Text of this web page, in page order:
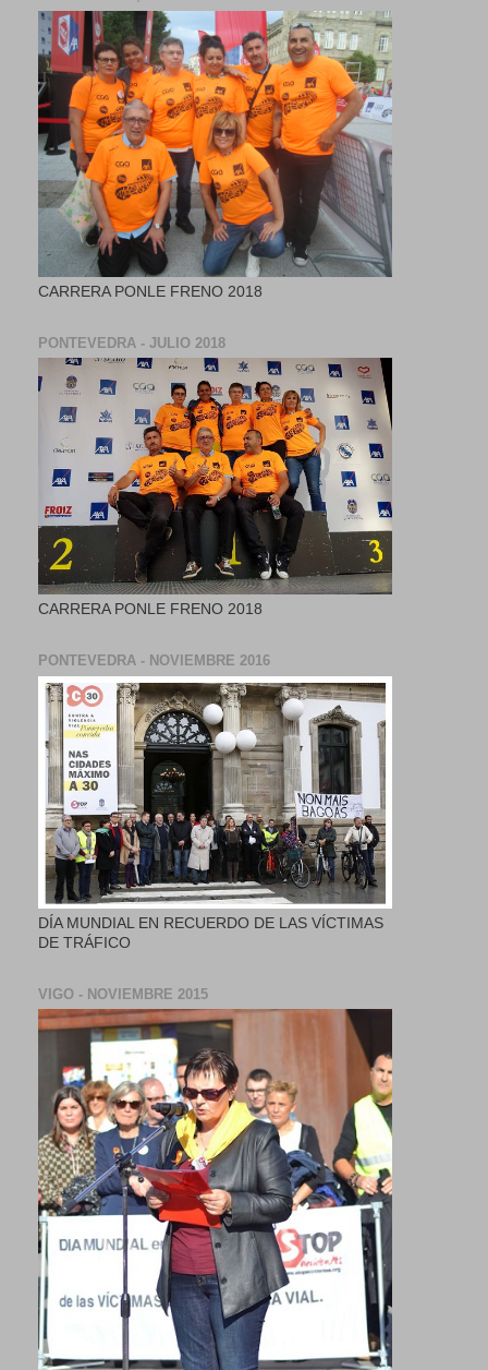
CARRERA PONLE FRENO 2018
PONTEVEDRA - JULIO 2018
CARRERA PONLE FRENO 2018
PONTEVEDRA - NOVIEMBRE 2016
DÍA MUNDIAL EN RECUERDO DE LAS VÍCTIMAS
DE TRÁFICO
VIGO - NOVIEMBRE 2015